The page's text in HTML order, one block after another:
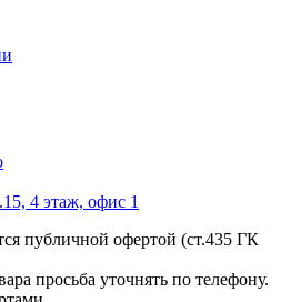
4 этаж, офис 1
публичной офертой (ст.435 ГК
просьба уточнять по телефону.